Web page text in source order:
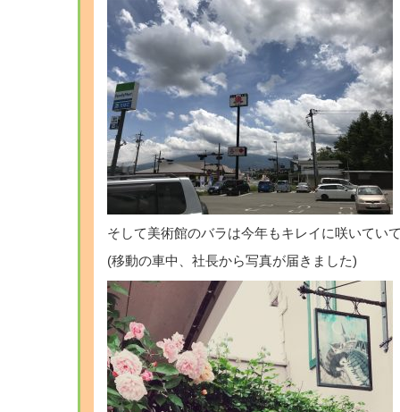
そして美術館のバラは今年もキレイに咲いてい
(移動の車中、社長から写真が届きました)